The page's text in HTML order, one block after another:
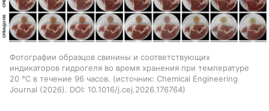
Фотографии образцов свинины и соответствующих
индикаторов гидрогеля во время хранения при температуре
20 °C в течение 96 часов.
источник: Chemical Engineering
Journal (2026). DOI: 10.1016/j.cej.2026.176764